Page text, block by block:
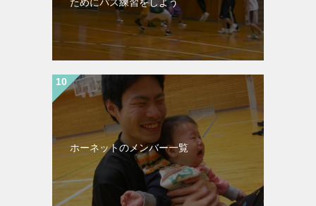
ホーネットのメンバー一覧